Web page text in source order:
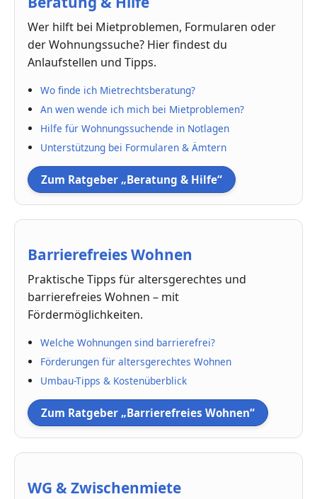
Wer hilft bei Mietproblemen, Formularen oder
der Wohnungssuche? Hier findest du
Anlaufstellen und Tipps.
Wo finde ich Mietrechtsberatung?
An wen wende ich mich bei Mietproblemen?
Hilfe für Wohnungssuchende in Notlagen
Unterstützung bei Formularen & Ämtern
Zum Ratgeber „Beratung & Hilfe“
Barrierefreies Wohnen
Praktische Tipps für altersgerechtes und
barrierefreies Wohnen – mit
Fördermöglichkeiten.
Welche Wohnungen sind barrierefrei?
Förderungen für altersgerechtes Wohnen
Umbau-Tipps & Kostenüberblick
Zum Ratgeber „Barrierefreies Wohnen“
WG & Zwischenmiete